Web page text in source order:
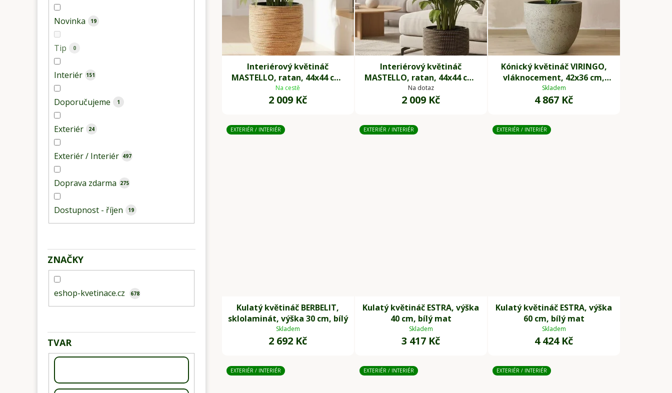
Novinka 19
Tip 0
Interiér 151
Doporučujeme 1
Exteriér 24
Exteriér / Interiér 497
Doprava zdarma 275
Dostupnost - říjen 19
ZNAČKY
eshop-kvetinace.cz 678
TVAR
k
ů
Interiérový květináč
MASTELLO, ratan, 44x44 cm,
natur
Na cestě
2 009 Kč
Interiérový květináč
MASTELLO, ratan, 44x44 cm,
natur/černá
Na dotaz
2 009 Kč
Kónický květináč VIRINGO,
vláknocement, 42x36 cm,
šedý
Skladem
4 867 Kč
EXTERIÉR / INTERIÉR
Kulatý květináč BERBELIT,
sklolaminát, výška 30 cm, bílý
Skladem
2 692 Kč
EXTERIÉR / INTERIÉR
Kulatý květináč ESTRA, výška
40 cm, bílý mat
Skladem
3 417 Kč
EXTERIÉR / INTERIÉR
Kulatý květináč ESTRA, výška
60 cm, bílý mat
Skladem
4 424 Kč
EXTERIÉR / INTERIÉR EXTERIÉR / INTERIÉR EXTERIÉR / INTERIÉR